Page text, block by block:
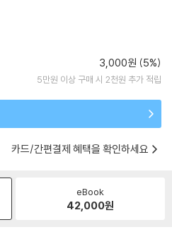
3,000원 (5%)
5만원 이상 구매 시 2천원 추가 적립
카드/간편결제 혜택을 확인하세요
eBook
42,000원